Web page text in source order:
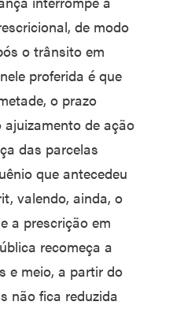
de modo
o trânsito em
proferida é que
o prazo
de ação
das parcelas
que antecedeu
valendo, ainda, o
a prescrição em
recomeça a
e meio, a partir do
não fica reduzida